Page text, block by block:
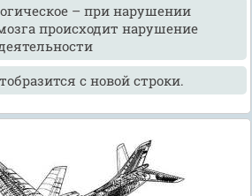
– при нарушении
происходит нарушение
с новой строки.